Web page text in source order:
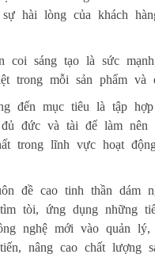
hài lòng của khách
coi sáng tạo là sức
trong mỗi sản phẩm và
đến mục tiêu là tập
đức và tài để làm nên
trong lĩnh vực hoạt
đề cao tinh thần dám
tòi, ứng dụng những
nghệ mới vào quản lý,
nâng cao chất lượng